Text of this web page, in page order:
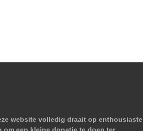
website volledig draait op enthousiaste